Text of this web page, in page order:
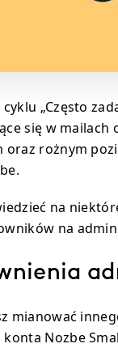
„Często
się w
oraz rożnym
na
na
mianować
konta Nozbe